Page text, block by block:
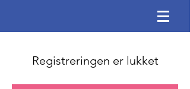
Registreringen er lukket